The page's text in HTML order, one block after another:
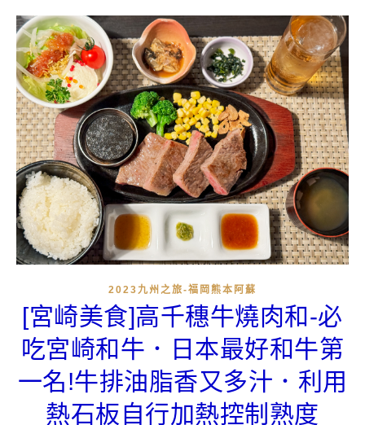
2023九州之旅-福岡熊本阿蘇
[宮崎美食]高千穗牛燒肉和-必
吃宮崎和牛．日本最好和牛第
一名!牛排油脂香又多汁．利用
熱石板自行加熱控制熟度